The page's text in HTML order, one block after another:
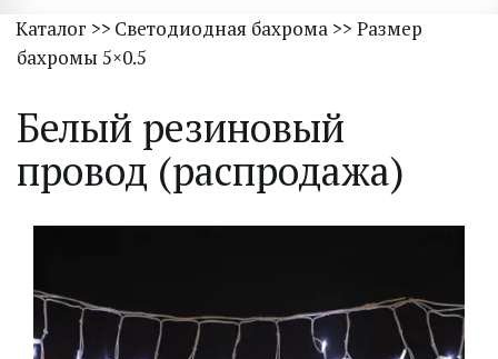
Каталог >> Светодиодная бахрома >> Размер
бахромы 5×0.5
Белый резиновый
провод (распродажа)